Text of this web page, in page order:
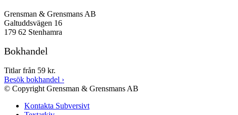
Grensman & Grensmans AB
Galtuddsvägen 16
179 62 Stenhamra
Bokhandel
Titlar från 59 kr.
Besök bokhandel ›
© Copyright Grensman & Grensmans AB
Kontakta Subversivt